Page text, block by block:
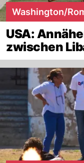
Washington/
USA:
zwischen